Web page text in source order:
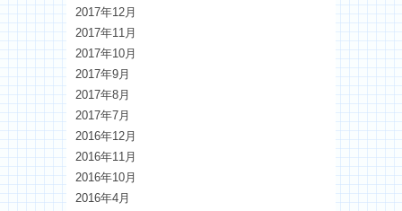
2017年12月
2017年11月
2017年10月
2017年9月
2017年8月
2017年7月
2016年12月
2016年11月
2016年10月
2016年4月